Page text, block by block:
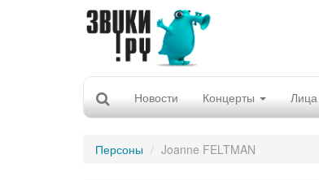
Новости Концерты Лица
Персоны Joanne FELTMAN